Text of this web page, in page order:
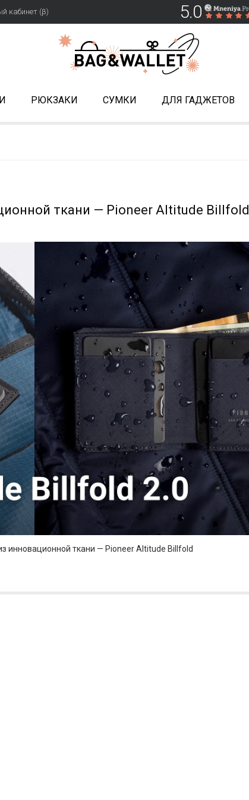
кабинет (β) 5.0
РЮКЗАКИ СУМКИ ДЛЯ ГАДЖЕТОВ
ткани — Pioneer Altitude Billfold
инновационной ткани — Pioneer Altitude Billfold